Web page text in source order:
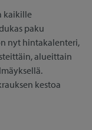
kaikille
paku
nyt hintakalenteri,
alueittain
kestoa